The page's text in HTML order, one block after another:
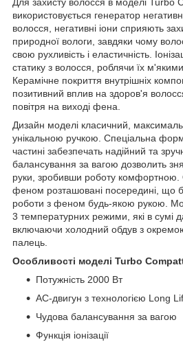
використовується генератор
волосся, негативні іони сприяють
природної вологи, завдяки чому
свою рухливість і еластичність.
статику з волосся, роблячи їх
Керамічне покриття внутрішніх
позитивний вплив на здоров'я
повітря на виході фена.
Дизайн моделі класичний,
унікальною ручкою. Спеціальна
частині забезпечать надійний та
балансування за вагою дозволить
руки, зробивши роботу комфортною.
феном розташовані посередині, що
роботи з феном будь-якою рукою.
3 температурних режими, які в сумі
включаючи холодний обдув з
палець.
Особливості моделі Turbo
Потужність 2000 Вт
AC-двигун з технологією Long
Чудова балансування за вагою
Функція іонізації